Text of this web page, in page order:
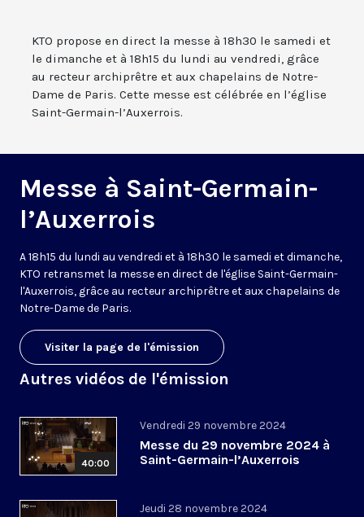
KTO propose en direct la messe à 18h30 le samedi et
le dimanche et à 18h15 du lundi au vendredi, grâce
au recteur archiprêtre et aux chapelains de Notre-
Dame de Paris. Cette messe est célébrée en l’église
Saint-Germain-l’Auxerrois.
Messe à Saint-Germain-
l’Auxerrois
A 18h15 du lundi au vendredi et à 18h30 le samedi et dimanche,
KTO retransmet la messe en direct de l'église Saint-Germain-
l'Auxerrois, grâce au recteur archiprêtre et aux chapelains de
Notre-Dame de Paris.
Visiter la page de l'émission
Autres vidéos de l'émission
40:00
Vendredi 29 novembre 2024
Messe du 29 novembre 2024 à
Saint-Germain-l’Auxerrois
Jeudi 28 novembre 2024